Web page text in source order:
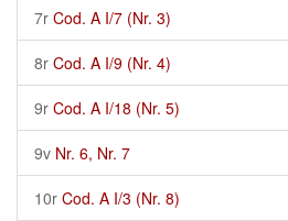
7r Cod. A I/7 (Nr. 3)
8r Cod. A I/9 (Nr. 4)
9r Cod. A I/18 (Nr. 5)
9v Nr. 6, Nr. 7
10r Cod. A I/3 (Nr. 8)